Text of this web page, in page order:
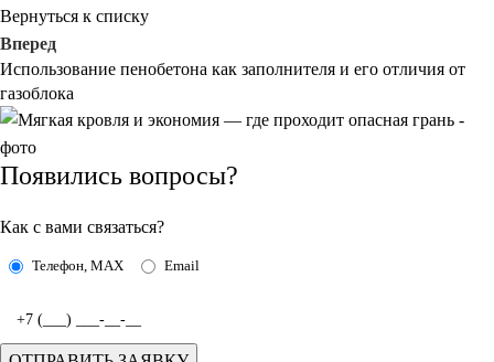
Вернуться к списку
Вперед
Использование пенобетона как заполнителя и его отличия от
газоблока
Появились вопросы?
Как с вами связаться?
Телефон, MAX Email